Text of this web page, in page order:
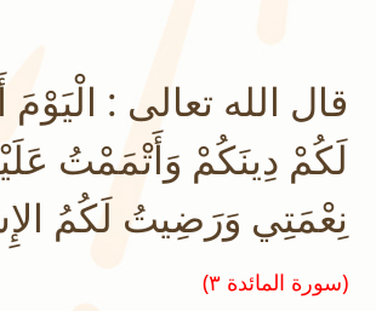
قال الله تعالى :
لَكُمْ دِينَكُمْ وَأَتْمَمْتُ
نِعْمَتِي وَرَضِيتُ لَكُمُ
(سورة المائدة ٣)